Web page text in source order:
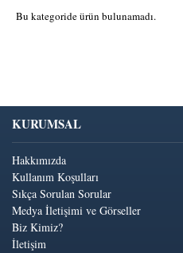
Bu kategoride ürün bulunamadı.
KURUMSAL
Hakkımızda
Kullanım Koşulları
Sıkça Sorulan Sorular
Medya İletişimi ve Görseller
Biz Kimiz?
İletişim